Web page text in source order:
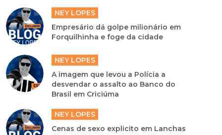
NEY LOPES
Empresário dá golpe milionário em
Forquilhinha e foge da cidade
NEY LOPES
A imagem que levou a Polícia a
desvendar o assalto ao Banco do
Brasil em Criciúma
NEY LOPES
Cenas de sexo explicito em Lanchas